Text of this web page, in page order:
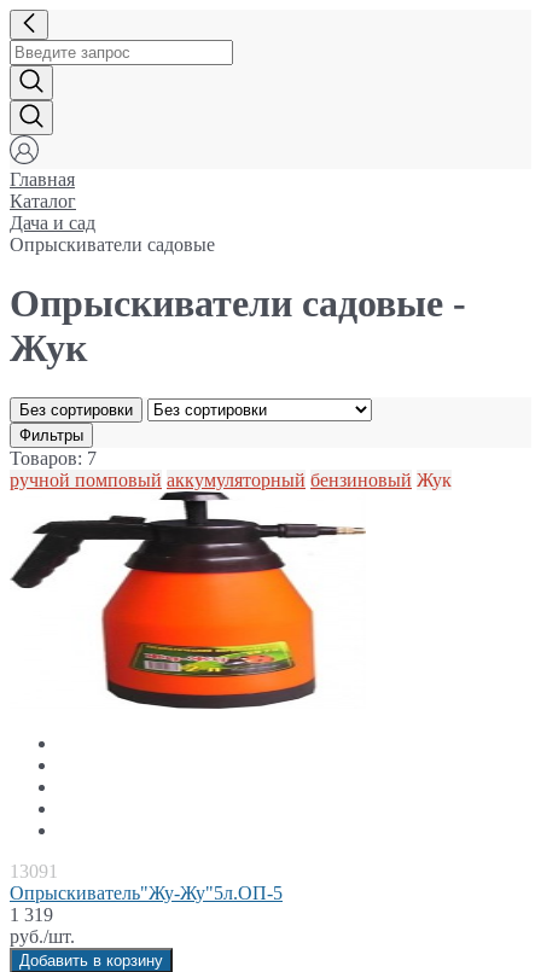
Главная
Каталог
Дача и сад
Опрыскиватели садовые
Опрыскиватели садовые -
Жук
Без сортировки
Фильтры
Товаров: 7
ручной помповый аккумуляторный бензиновый Жук
13091
Опрыскиватель"Жу-Жу"5л.ОП-5
1 319
руб./шт.
Добавить в корзину